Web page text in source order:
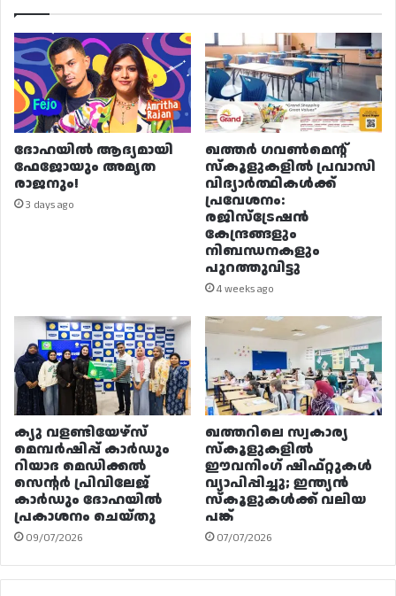
ദോഹയിൽ ആദ്യമായി
ഫേജോയും അമൃത
രാജനും!
3 days ago
ഖത്തർ ഗവൺമെന്റ്
സ്കൂളുകളിൽ പ്രവാസി
വിദ്യാർത്ഥികൾക്ക്
പ്രവേശനം:
രജിസ്ട്രേഷൻ
കേന്ദ്രങ്ങളും
നിബന്ധനകളും
പുറത്തുവിട്ടു
4 weeks ago
ക്യു വളണ്ടിയേഴ്‌സ്
മെമ്പർഷിപ്പ് കാർഡും
റിയാദ മെഡിക്കൽ
സെന്റർ പ്രിവിലേജ്
കാർഡും ദോഹയിൽ
പ്രകാശനം ചെയ്തു
09/07/2026
ഖത്തറിലെ സ്വകാര്യ
സ്കൂളുകളിൽ
ഈവനിംഗ് ഷിഫ്റ്റുകൾ
വ്യാപിപ്പിച്ചു; ഇന്ത്യൻ
സ്കൂളുകൾക്ക് വലിയ
പങ്ക്
07/07/2026